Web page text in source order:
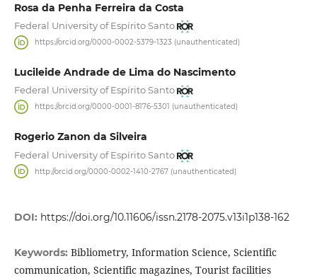
Rosa da Penha Ferreira da Costa
Federal University of Espírito Santo
https://orcid.org/0000-0002-5379-1323 (unauthenticated)
Lucileide Andrade de Lima do Nascimento
Federal University of Espírito Santo
https://orcid.org/0000-0001-8176-5301 (unauthenticated)
Rogerio Zanon da Silveira
Federal University of Espírito Santo
http://orcid.org/0000-0002-1410-2767 (unauthenticated)
DOI: https://doi.org/10.11606/issn.2178-2075.v13i1p138-162
Keywords: Bibliometry, Information Science, Scientific
communication, Scientific magazines, Tourist facilities